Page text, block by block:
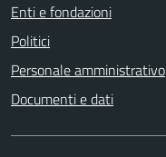
Enti e fondazioni
Politici
Personale amministrativo
Documenti e dati